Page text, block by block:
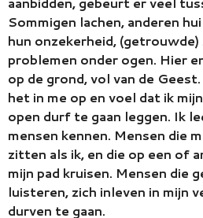
Sommigen lachen, anderen
hun onzekerheid,
problemen onder ogen. Hier
op de grond, vol van de
het in me op en voel dat ik
open durf te gaan leggen. Ik
mensen kennen. Mensen die
zitten als ik, en die op een of
mijn pad kruisen. Mensen die
luisteren, zich inleven in mijn
durven te gaan.